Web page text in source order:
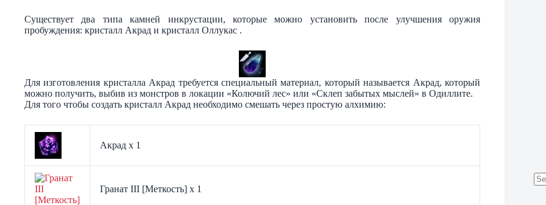
Существует два типа камней инкрустации, которые можно установить после улучшения оружия
пробуждения: кристалл Акрад и кристалл Оллукас .
Для изготовления кристалла Акрад требуется специальный материал, который называется Акрад, который
можно получить, выбив из монстров в локации «Колючий лес» или «Склеп забытых мыслей» в Одиллите.
Для того чтобы создать кристалл Акрад необходимо смешать через простую алхимию:
Акрад х 1
Гранат III [Меткость] х 1